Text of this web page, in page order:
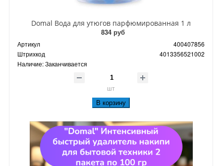
Domal Вода для утюгов парфюмированная 1 л
834 руб
Артикул
400407856
Штрихкод
4013356521002
Наличие:Заканчивается
шт
В корзину